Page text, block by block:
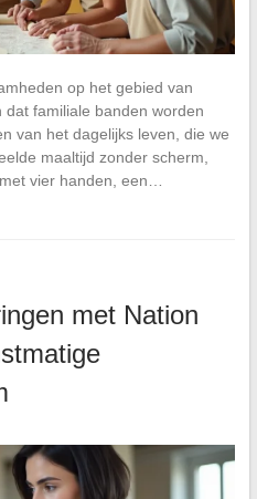
op het gebied van
familiale banden worden
van het dagelijks leven, die we
maaltijd zonder scherm,
vier handen, een…
met Nation